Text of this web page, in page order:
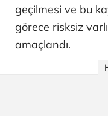
geçilmesi ve bu
görece risksiz
amaçlandı.